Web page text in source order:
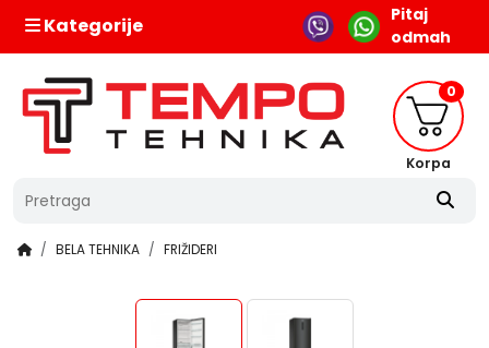
Kategorije
Pitaj
odmah
0
Korpa
BELA TEHNIKA FRIŽIDERI